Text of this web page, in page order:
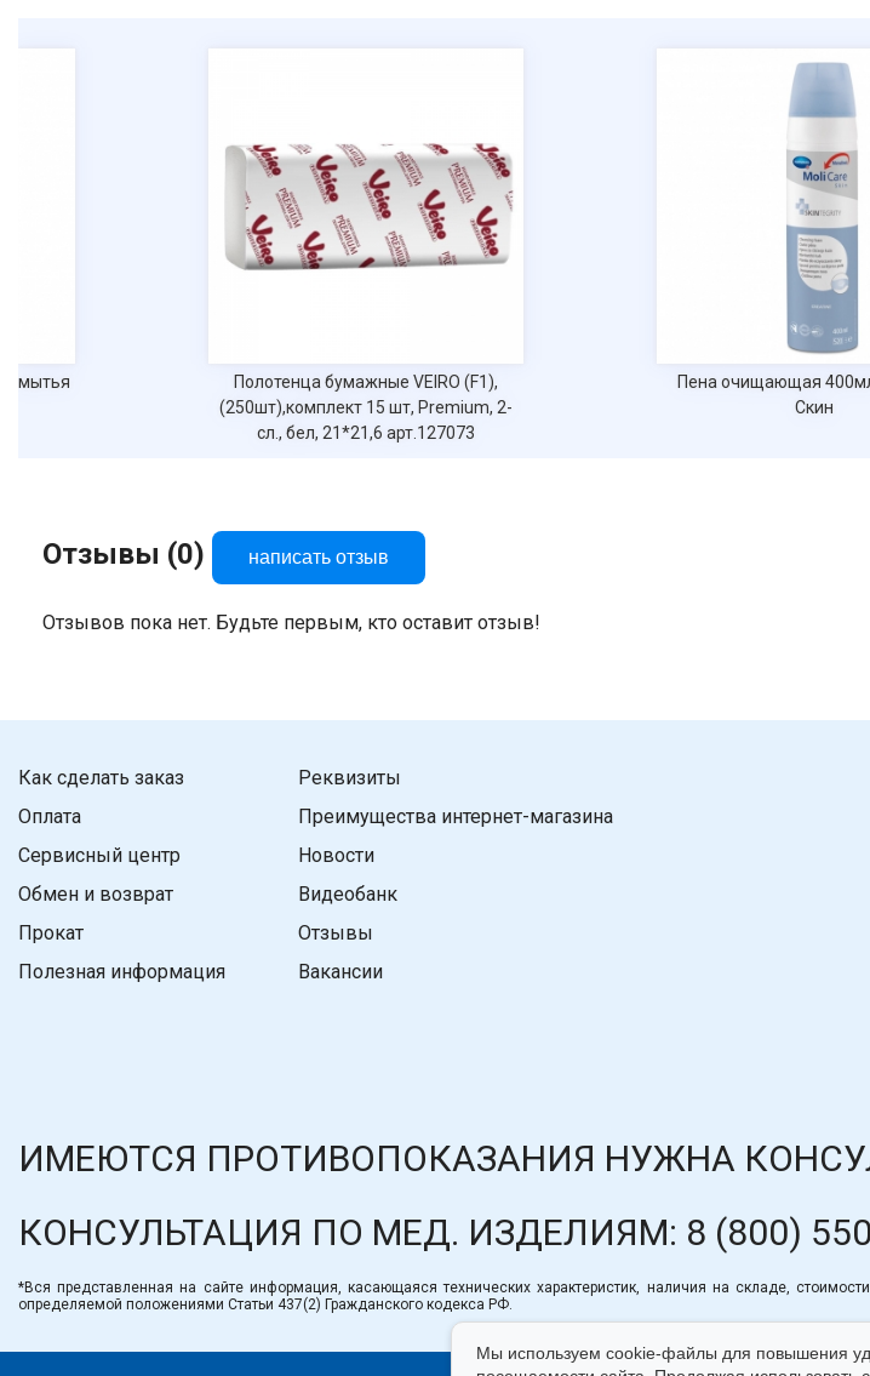
мытья
Полотенца бумажные VEIRO (F1),
(250шт),комплект 15 шт, Premium, 2-
сл., бел, 21*21,6 арт.127073
Пена очищающая
Скин
Отзывы (0) написать отзыв
Отзывов пока нет. Будьте первым, кто оставит отзыв!
Как сделать заказ
Оплата
Сервисный центр
Обмен и возврат
Прокат
Полезная информация
Реквизиты
Преимущества интернет-магазина
Новости
Видеобанк
Отзывы
Вакансии
ИМЕЮТСЯ ПРОТИВОПОКАЗАНИЯ НУЖНА
КОНСУЛЬТАЦИЯ ПО МЕД. ИЗДЕЛИЯМ: 8 (800)
*Вся представленная на сайте информация, касающаяся технических характеристик, наличия на складе,
определяемой положениями Статьи 437(2) Гражданского кодекса РФ.
Номер телефона
Нажимая на кнопку
соглашаетесь на обработку
персональных данных
Мы используем cookie-файлы для повышения